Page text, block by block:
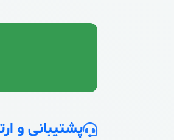
پشتیبانی و